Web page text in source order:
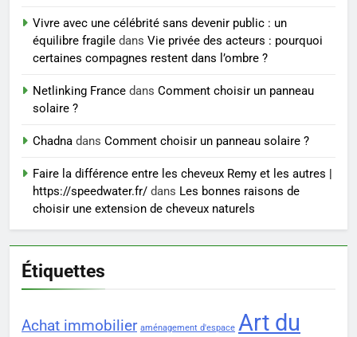
8
Voyance à La Rochelle : où
sérieux à un tarif juste ?
BIEN ÊTRE
Vivre avec une célébrité sans devenir public : un
équilibre fragile dans Vie privée des acteurs : pourquoi
certaines compagnes restent dans l’ombre ?
Netlinking France dans Comment choisir un panneau
solaire ?
Chadna dans Comment choisir un panneau solaire ?
Faire la différence entre les cheveux Remy et les autres |
https://speedwater.fr/ dans Les bonnes raisons de
choisir une extension de cheveux naturels
Étiquettes
Achat immobilier aménagement d'espace Art du